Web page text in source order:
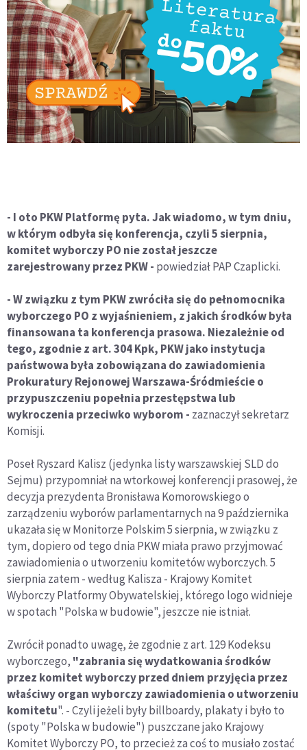
- I oto PKW Platformę pyta. Jak wiadomo, w tym dniu,
w którym odbyła się konferencja, czyli 5 sierpnia,
komitet wyborczy PO nie został jeszcze
zarejestrowany przez PKW - powiedział PAP Czaplicki.
- W związku z tym PKW zwróciła się do pełnomocnika
wyborczego PO z wyjaśnieniem, z jakich środków była
finansowana ta konferencja prasowa. Niezależnie od
tego, zgodnie z art. 304 Kpk, PKW jako instytucja
państwowa była zobowiązana do zawiadomienia
Prokuratury Rejonowej Warszawa-Śródmieście o
przypuszczeniu popełnia przestępstwa lub
wykroczenia przeciwko wyborom - zaznaczył sekretarz
Komisji.
Poseł Ryszard Kalisz (jedynka listy warszawskiej SLD do
Sejmu) przypomniał na wtorkowej konferencji prasowej, że
decyzja prezydenta Bronisława Komorowskiego o
zarządzeniu wyborów parlamentarnych na 9 października
ukazała się w Monitorze Polskim 5 sierpnia, w związku z
tym, dopiero od tego dnia PKW miała prawo przyjmować
zawiadomienia o utworzeniu komitetów wyborczych. 5
sierpnia zatem - według Kalisza - Krajowy Komitet
Wyborczy Platformy Obywatelskiej, którego logo widnieje
w spotach "Polska w budowie", jeszcze nie istniał.
Zwrócił ponadto uwagę, że zgodnie z art. 129 Kodeksu
wyborczego, "zabrania się wydatkowania środków
przez komitet wyborczy przed dniem przyjęcia przez
właściwy organ wyborczy zawiadomienia o utworzeniu
komitetu". - Czyli jeżeli były billboardy, plakaty i było to
(spoty "Polska w budowie") puszczane jako Krajowy
Komitet Wyborczy PO, to przecież za coś to musiało zostać